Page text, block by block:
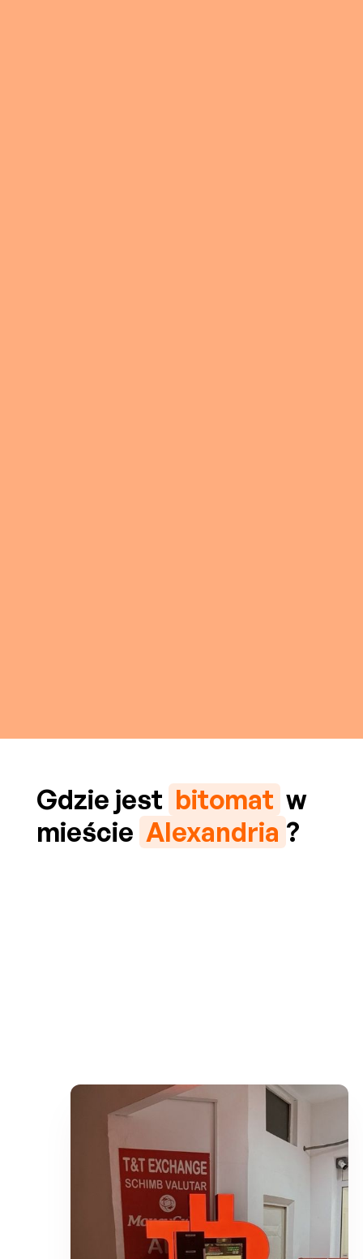
Gdzie jest bitomat w
mieście Alexandria ?